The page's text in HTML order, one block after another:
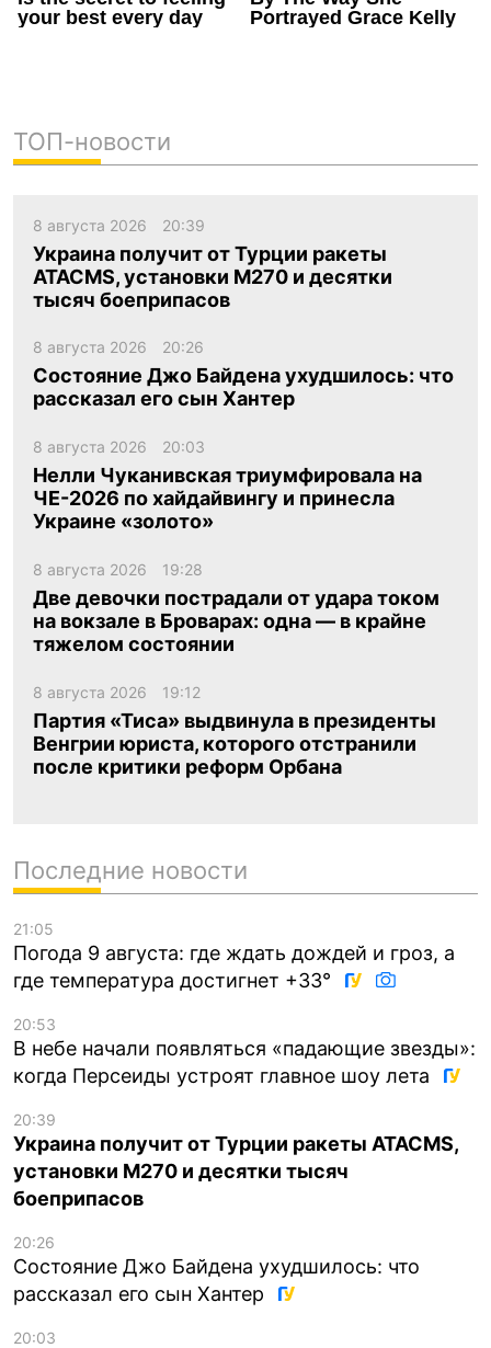
ТОП-новости
8 августа 2026 20:39
Украина получит от Турции ракеты
ATACMS, установки M270 и десятки
тысяч боеприпасов
8 августа 2026 20:26
Состояние Джо Байдена ухудшилось: что
рассказал его сын Хантер
8 августа 2026 20:03
Нелли Чуканивская триумфировала на
ЧЕ-2026 по хайдайвингу и принесла
Украине «золото»
8 августа 2026 19:28
Две девочки пострадали от удара током
на вокзале в Броварах: одна — в крайне
тяжелом состоянии
8 августа 2026 19:12
Партия «Тиса» выдвинула в президенты
Венгрии юриста, которого отстранили
после критики реформ Орбана
Последние новости
21:05
Погода 9 августа: где ждать дождей и гроз, а
где температура достигнет +33°
20:53
В небе начали появляться «падающие звезды»:
когда Персеиды устроят главное шоу лета
20:39
Украина получит от Турции ракеты ATACMS,
установки M270 и десятки тысяч
боеприпасов
20:26
Состояние Джо Байдена ухудшилось: что
рассказал его сын Хантер
20:03